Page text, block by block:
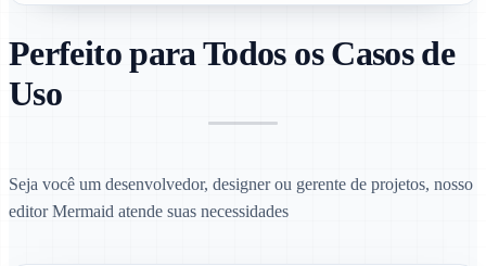
Perfeito para Todos os Casos de
Uso
Seja você um desenvolvedor, designer ou gerente de projetos, nosso
editor Mermaid atende suas necessidades